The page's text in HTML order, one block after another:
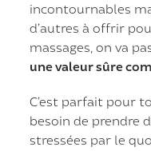
incontournables
d’autres à offrir
massages, on va
une valeur sûre
C’est parfait pour
besoin de prendre
stressées par le